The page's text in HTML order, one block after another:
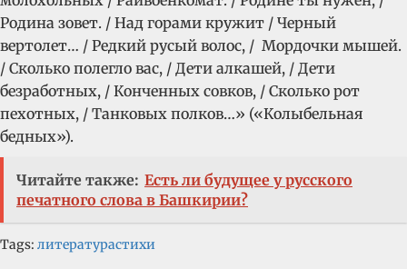
Родина зовет. / Над горами кружит / Черный
вертолет… / Редкий русый волос, / Мордочки мышей.
/ Сколько полегло вас, / Дети алкашей, / Дети
безработных, / Конченных совков, / Сколько рот
пехотных, / Танковых полков…» («Колыбельная
бедных»).
Читайте также: Есть ли будущее у русского
печатного слова в Башкирии?
Tags: литературастихи